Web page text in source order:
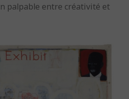
palpable entre créativité et